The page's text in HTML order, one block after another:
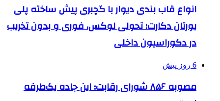
انواع قاب بندی دیوار با گچبری پیش ساخته پلی
یورتان دکارت؛ تحولی لوکس، فوری و بدون تخریب
در دکوراسیون داخلی
6 روز پیش
مصوبه ۸۵۶ شورای رقابت؛ این جاده یک‌طرفه